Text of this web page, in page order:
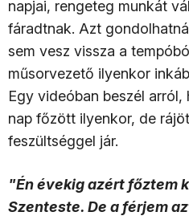
napjai, rengeteg munkát
fáradtnak. Azt
sem vesz vissza a
műsorvezető ilyenkor
Egy videóban beszél
nap főzött ilyenkor, de
feszültséggel jár.
"Én évekig azért főztem
Szenteste. De a férjem